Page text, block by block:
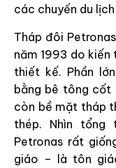
các chuyến du
Tháp đôi
năm 1993 do kiến
thiết kế. Phần
bằng bê tông cốt
còn bề mặt tháp
thép. Nhìn
Petronas rất
giáo – là tôn